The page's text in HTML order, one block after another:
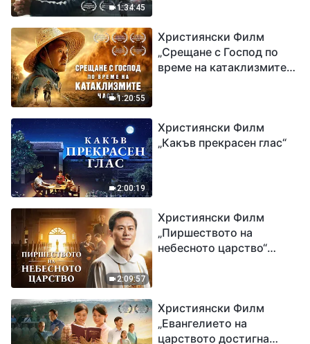
1:34:45
1:20:55
Християнски Филм
„Срещане с Господ по
време на катаклизмите“
2:00:19
Християнски Филм
„Какъв прекрасен глас“
2:09:57
Християнски Филм
„Пиршеството на
небесното царство“
Християнски Филм
„Евангелието на
царството достигна